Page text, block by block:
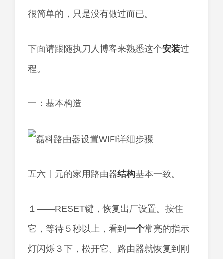
很简单的，只是没有做过而已。
下面请跟随执刀人博客来熟悉这个安装过
程。
一：基本构造
五六十元的家用路由器结构基本一致。
１——RESET键，恢复出厂设置。按住
它，等待５秒以上，看到 一个常亮的指示
灯闪烁３下，松开它。路由器就恢复到刚